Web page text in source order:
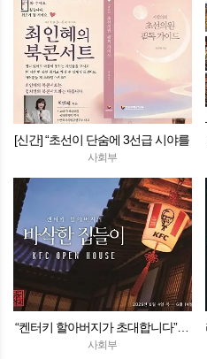
[신간] “초선이 단숨에 3선급 시야를
갖춘다”… 최인혜 박사, 『지방의회
초선의원 필독 가이드』 출간
사회부
“켄터키 할아버지가 초대합니다”…
KFC, 한옥 팝업 ‘바삭한 집들이’
사회부